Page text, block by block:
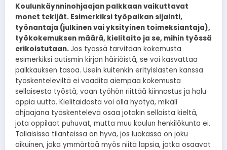
Koulunkäynninohjaajan palkkaan vaikuttavat
monet tekijät. Esimerkiksi työpaikan sijainti,
työnantaja (julkinen vai yksityinen toimeksiantaja),
työkokemuksen määrä, kielitaito ja se, mihin työssä
erikoistutaan.Jos työssä tarvitaan kokemusta
esimerkiksi autismin kirjon häiriöistä, se voi kasvattaa
palkkauksen tasoa. Usein kuitenkin erityislasten kanssa
työskenteleviltä ei vaadita aiempaa kokemusta
sellaisesta työstä, vaan työhön riittää kiinnostus ja halu
oppia uutta. Kielitaidosta voi olla hyötyä, mikäli
ohjaajana työskentelevä osaa jotakin sellaista kieltä,
jota oppilaat puhuvat, mutta muu koulun henkilökunta ei.
Tällaisissa tilanteissa on hyvä, jos luokassa on joku
aikuinen, joka ymmärtää myös niitä lapsia, jotka osaavat